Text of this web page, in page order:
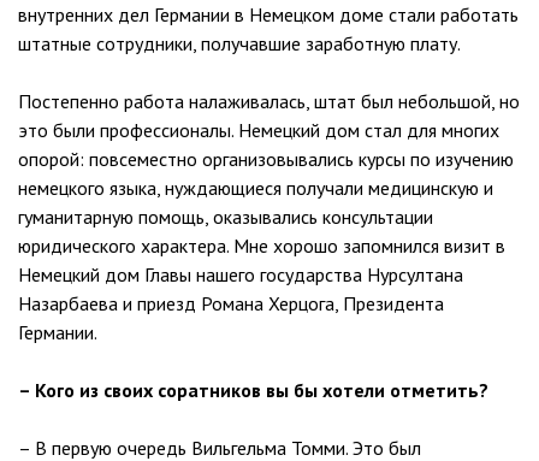
внутренних дел Германии в Немецком доме стали работать
штатные сотрудники, получавшие заработную плату.
Постепенно работа налаживалась, штат был небольшой, но
это были профессионалы. Немецкий дом стал для многих
опорой: повсеместно организовывались курсы по изучению
немецкого языка, нуждающиеся получали медицинскую и
гуманитарную помощь, оказывались консультации
юридического характера. Мне хорошо запомнился визит в
Немецкий дом Главы нашего государства Нурсултана
Назарбаева и приезд Романа Херцога, Президента
Германии.
– Кого из своих соратников вы бы хотели отметить?
– В первую очередь Вильгельма Томми. Это был